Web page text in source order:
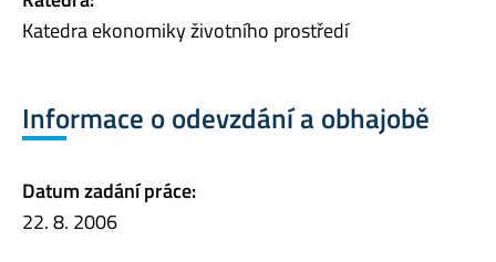
Katedra ekonomiky životního prostředí
Informace o odevzdání a obhajobě
Datum zadání práce:
22. 8. 2006